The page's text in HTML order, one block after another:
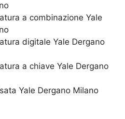
​a combinazione Yale
​digitale Yale Dergano
​a chiave Yale Dergano
Yale Dergano Milano